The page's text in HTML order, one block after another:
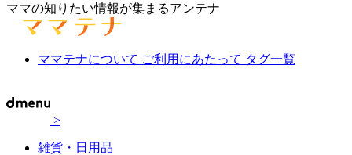
ママの知りたい情報が集まるアンテナ
ママテナについて ご利用にあたって タグ一覧
>
雑貨・日用品